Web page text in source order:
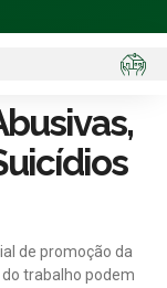
de promoção da
trabalho podem